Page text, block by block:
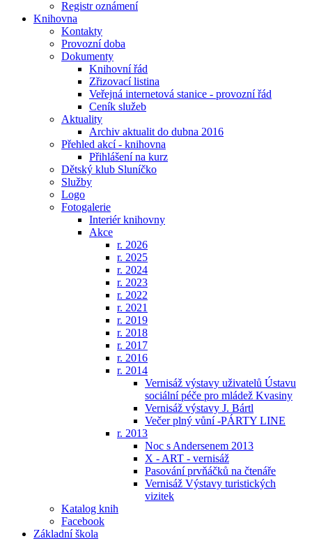
Registr oznámení
Knihovna
Kontakty
Provozní doba
Dokumenty
Knihovní řád
Zřizovací listina
Veřejná internetová stanice - provozní řád
Ceník služeb
Aktuality
Archiv aktualit do dubna 2016
Přehled akcí - knihovna
Přihlášení na kurz
Dětský klub Sluníčko
Služby
Logo
Fotogalerie
Interiér knihovny
Akce
r. 2026
r. 2025
r. 2024
r. 2023
r. 2022
r. 2021
r. 2019
r. 2018
r. 2017
r. 2016
r. 2014
Vernisáž výstavy uživatelů Ústavu
sociální péče pro mládež Kvasiny
Vernisáž výstavy J. Bártl
Večer plný vůní -PÁRTY LINE
r. 2013
Noc s Andersenem 2013
X - ART - vernisáž
Pasování prvňáčků na čtenáře
Vernisáž Výstavy turistických
vizitek
Katalog knih
Facebook
Základní škola